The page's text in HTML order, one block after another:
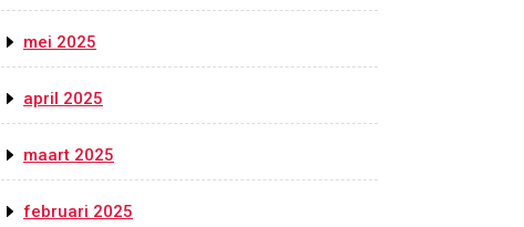
mei 2025
april 2025
maart 2025
februari 2025